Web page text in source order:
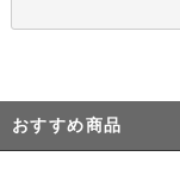
おすすめ商品